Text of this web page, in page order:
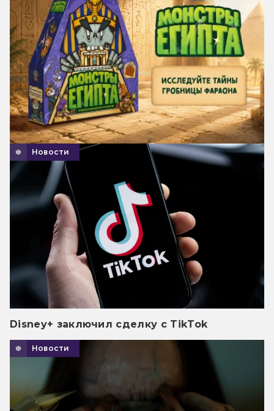
Новости
Disney+ заключил сделку с TikTok
Новости